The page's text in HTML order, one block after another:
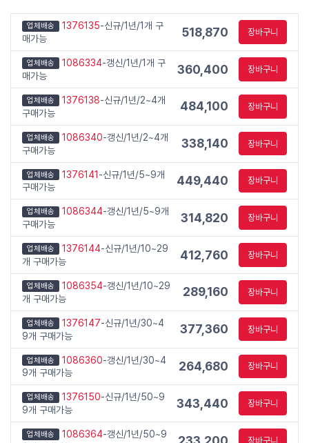
업체배송 1376135-신규/1년/1개 구
매가능
518,870 장바구니
업체배송 1086334-갱신/1년/1개 구
매가능
360,400 장바구니
업체배송 1376138-신규/1년/2~4개
구매가능
484,100 장바구니
업체배송 1086340-갱신/1년/2~4개
구매가능
338,140 장바구니
업체배송 1376141-신규/1년/5~9개
구매가능
449,440 장바구니
업체배송 1086344-갱신/1년/5~9개
구매가능
314,820 장바구니
업체배송 1376144-신규/1년/10~29
개 구매가능
412,760 장바구니
업체배송 1086354-갱신/1년/10~29
개 구매가능
289,160 장바구니
업체배송 1376147-신규/1년/30~4
9개 구매가능
377,360 장바구니
업체배송 1086360-갱신/1년/30~4
9개 구매가능
264,680 장바구니
업체배송 1376150-신규/1년/50~9
9개 구매가능
343,440 장바구니
업체배송 1086364-갱신/1년/50~9
장바구니